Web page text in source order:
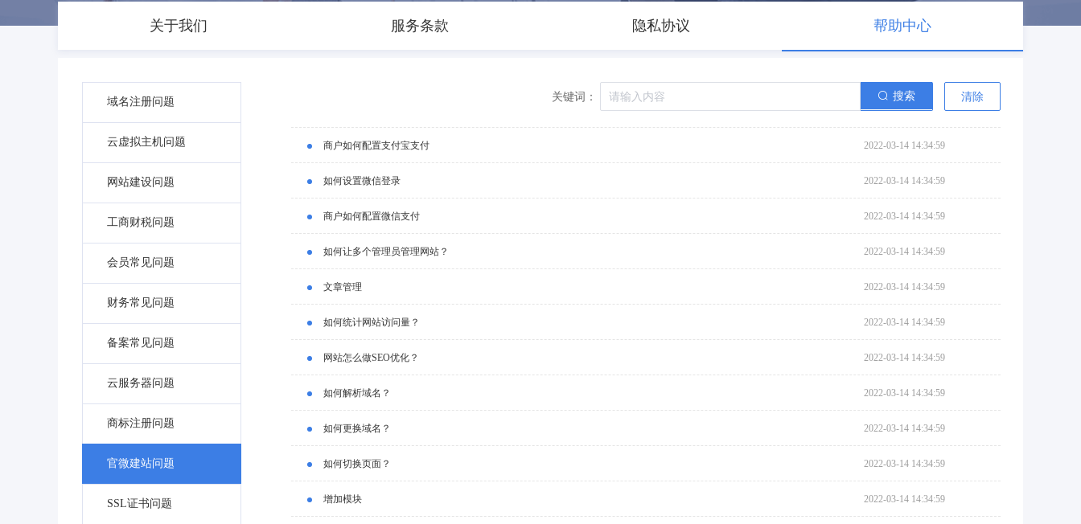
关于我们 服务条款 隐私协议 帮助中心
域名注册问题
云虚拟主机问题
网站建设问题
工商财税问题
会员常见问题
财务常见问题
备案常见问题
云服务器问题
商标注册问题
官微建站问题
SSL证书问题
关键词： 搜索 清除
商户如何配置支付宝支付 2022-03-14 14:34:59
如何设置微信登录 2022-03-14 14:34:59
商户如何配置微信支付 2022-03-14 14:34:59
如何让多个管理员管理网站？ 2022-03-14 14:34:59
文章管理 2022-03-14 14:34:59
如何统计网站访问量？ 2022-03-14 14:34:59
网站怎么做SEO优化？ 2022-03-14 14:34:59
如何解析域名？ 2022-03-14 14:34:59
如何更换域名？ 2022-03-14 14:34:59
如何切换页面？ 2022-03-14 14:34:59
增加模块 2022-03-14 14:34:59